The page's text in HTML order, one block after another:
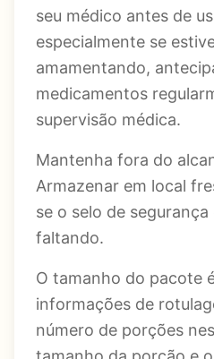
seu médico antes de
especialmente se
amamentando,
medicamentos
supervisão médica.
Mantenha fora do
Armazenar em local
se o selo de
faltando.
O tamanho do pacote
informações de
número de porções